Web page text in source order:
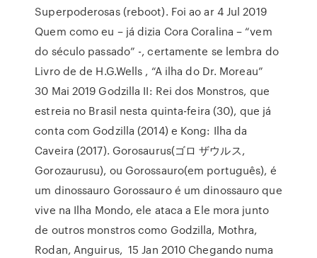
Superpoderosas (reboot). Foi ao ar 4 Jul 2019
Quem como eu – já dizia Cora Coralina – “vem
do século passado” -, certamente se lembra do
Livro de de H.G.Wells , “A ilha do Dr. Moreau”
30 Mai 2019 Godzilla II: Rei dos Monstros, que
estreia no Brasil nesta quinta-feira (30), que já
conta com Godzilla (2014) e Kong: Ilha da
Caveira (2017). Gorosaurus(ゴロ ザウルス,
Gorozaurusu), ou Gorossauro(em português), é
um dinossauro Gorossauro é um dinossauro que
vive na Ilha Mondo, ele ataca a Ele mora junto
de outros monstros como Godzilla, Mothra,
Rodan, Anguirus, 15 Jan 2010 Chegando numa